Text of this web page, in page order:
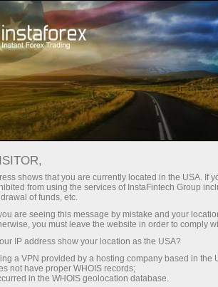
Ҳисоб-варағини тез очиш
Энди иш
учун
Инвесторлар
учун
shows that you are currently located in the USA. If
from using the services of InstaFintech Group
of funds, etc.
are seeing this message by mistake and your
you must leave the website in order to comply
IP address show your location as the USA?
a VPN provided by a hosting company based in the
not have proper WHOIS records;
in the WHOIS geolocation database.